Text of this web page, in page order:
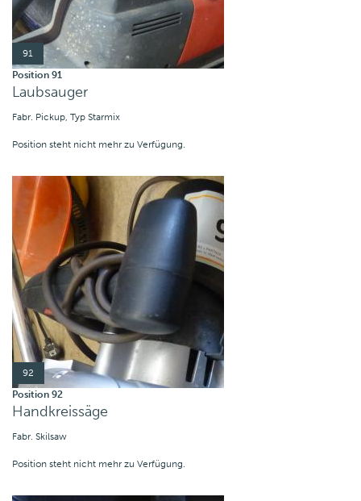
91
Position 91
Laubsauger
Fabr. Pickup, Typ Starmix
Position steht nicht mehr zu Verfügung.
92
Position 92
Handkreissäge
Fabr. Skilsaw
Position steht nicht mehr zu Verfügung.